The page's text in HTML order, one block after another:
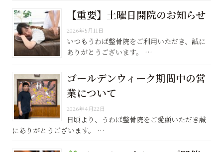
【重要】土曜日開院のお知らせ
2026年5月11日
いつもうわば整骨院をご利用いただき、誠に
ありがとうございます。 …
ゴールデンウィーク期間中の営
業について
2026年4月22日
日頃より、うわば整骨院をご愛顧いただき誠
にありがとうございます。 …